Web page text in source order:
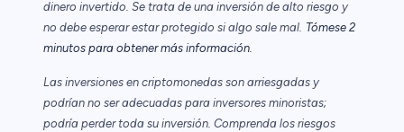
dinero invertido. Se trata de una inversión de alto riesgo y
no debe esperar estar protegido si algo sale mal. Tómese 2
minutos para obtener más información.
Las inversiones en criptomonedas son arriesgadas y
podrían no ser adecuadas para inversores minoristas;
podría perder toda su inversión. Comprenda los riesgos